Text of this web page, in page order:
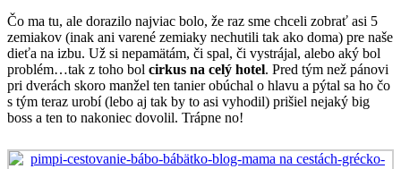
Čo ma tu, ale dorazilo najviac bolo, že raz sme chceli zobrať asi 5
zemiakov (inak ani varené zemiaky nechutili tak ako doma) pre naše
dieťa na izbu. Už si nepamätám, či spal, či vystrájal, alebo aký bol
problém…tak z toho bol cirkus na celý hotel. Pred tým než pánovi
pri dverách skoro manžel ten tanier obúchal o hlavu a pýtal sa ho čo
s tým teraz urobí (lebo aj tak by to asi vyhodil) prišiel nejaký big
boss a ten to nakoniec dovolil. Trápne no!